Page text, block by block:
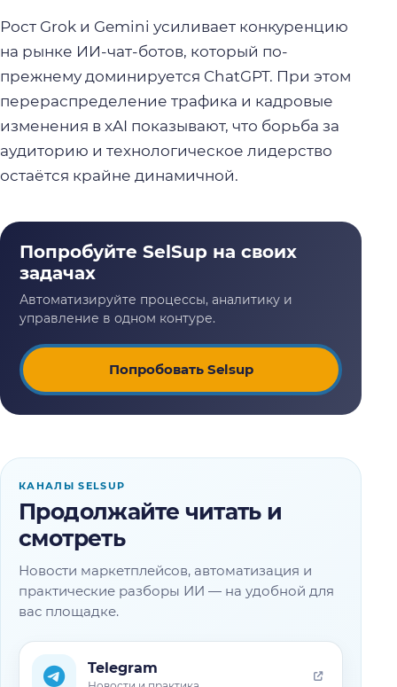
Рост Grok и Gemini усиливает конкуренцию
на рынке ИИ-чат-ботов, который по-
прежнему доминируется ChatGPT. При этом
перераспределение трафика и кадровые
изменения в xAI показывают, что борьба за
аудиторию и технологическое лидерство
остаётся крайне динамичной.
Попробовать Selsup
КАНАЛЫ SELSUP
Продолжайте читать и
смотреть
Новости маркетплейсов, автоматизация и
практические разборы ИИ — на удобной для
вас площадке.
Telegram